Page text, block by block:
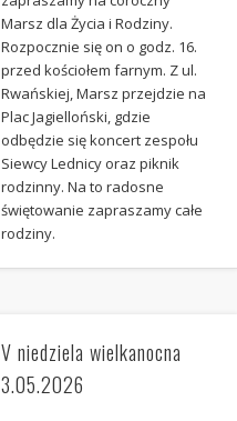
Marsz dla Życia i Rodziny.
Rozpocznie się on o godz. 16.
przed kościołem farnym. Z ul.
Rwańskiej, Marsz przejdzie na
Plac Jagielloński, gdzie
odbędzie się koncert zespołu
Siewcy Lednicy oraz piknik
rodzinny. Na to radosne
świętowanie zapraszamy całe
rodziny.
V niedziela wielkanocna
3.05.2026